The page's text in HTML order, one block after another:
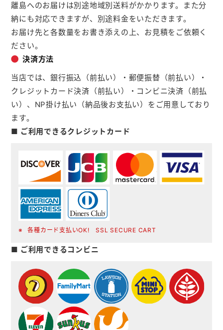
離島へのお届けは別途地域別送料がかかります。また分
納にも対応できますが、別途料金をいただきます。
お届け先と各数量をお書き添えの上、お見積をご依頼く
ださい。
決済方法
当店では、銀行振込（前払い）・郵便振替（前払い）・
クレジットカード決済（前払い）・コンビニ決済（前払
い）、NP掛け払い（納品後お支払い）をご用意しており
ます。
■ ご利用できるクレジットカード
各種カード支払いOK! SSL SECURE CART
■ ご利用できるコンビニ